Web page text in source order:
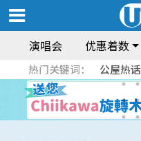
演唱会 优惠着数
热门关键词： 公屋热话